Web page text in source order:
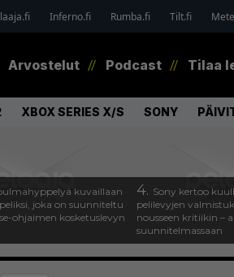
Inferno.fi Rumba.fi Tilt.fi
Arvostelut Podcast Tilaa
XBOX SERIES X/S SONY
kuvaillaan
joka on suunniteltu
ohjaimen kosketuslevyn
4. Sony kertoo
pelilevyjen
nousseen kritiikin –
suunnitelmassaan